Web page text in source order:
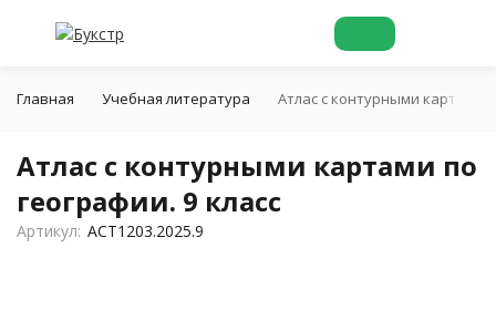
Главная Учебная литература Атлас с контурными картами
Атлас с контурными картами по
географии. 9 класс
Артикул: ACT1203.2025.9